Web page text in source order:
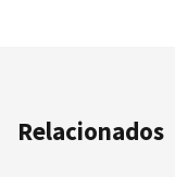
Relacionados